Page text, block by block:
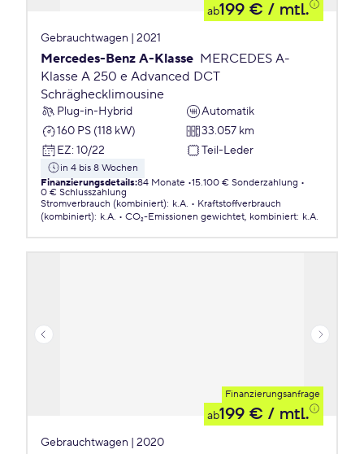
ab199 € / mtl.
Gebrauchtwagen | 2021
Mercedes-Benz A-Klasse MERCEDES A-
Klasse A 250 e Advanced DCT
Schräghecklimousine
Plug-in-Hybrid
Automatik
160 PS (118 kW)
33.057 km
EZ: 10/22 Teil-Leder
in 4 bis 8 Wochen
Finanzierungsdetails:84 Monate 15.100 € Sonderzahlung
0 € Schlusszahlung
Stromverbrauch (kombiniert): k.A.
Kraftstoffverbrauch
(kombiniert): k.A. CO₂-Emissionen gewichtet, kombiniert: k.A.
Finanzierungsanfrage
ab199 € / mtl.
Gebrauchtwagen | 2020